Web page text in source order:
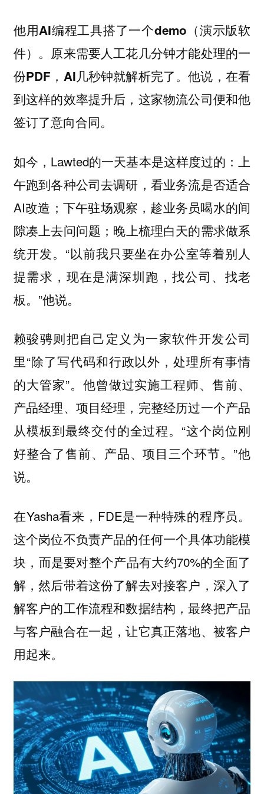
他用AI编程工具搭了一个demo（演示版软
件）。原来需要人工花几分钟才能处理的一
份PDF，AI几秒钟就解析完了。他说，在看
到这样的效率提升后，这家物流公司便和他
签订了意向合同。
如今，Lawted的一天基本是这样度过的：上
午跑到各种公司去调研，看业务流是否适合
AI改造；下午驻场观察，趁业务员喝水的间
隙凑上去问问题；晚上梳理白天的需求做系
统开发。“以前我只要坐在办公室等着别人
提需求，现在是满深圳跑，找公司、找老
板。”他说。
赖骏骋则把自己定义为一家软件开发公司
里“除了写代码和行政以外，处理所有事情
的大管家”。他曾做过实施工程师、售前、
产品经理、项目经理，完整经历过一个产品
从模板到最终交付的全过程。“这个岗位刚
好整合了售前、产品、项目三个环节。”他
说。
在Yasha看来，FDE是一种特殊的程序员。
这个岗位不负责产品的任何一个具体功能模
块，而是要对整个产品有大约70%的全面了
解，然后带着这份了解去对接客户，深入了
解客户的工作流程和数据结构，最终把产品
与客户融合在一起，让它真正落地、被客户
用起来。